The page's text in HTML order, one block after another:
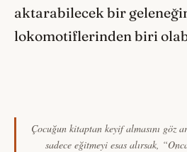
aktarabilecek bir
lokomotiflerinden biri
Çocuğun kitaptan keyif almasını göz
sadece eğitmeyi esas alırsak,